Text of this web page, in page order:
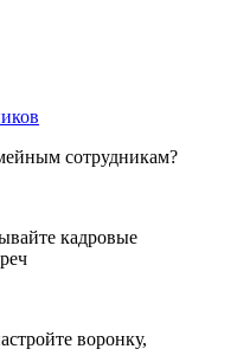
сотрудникам?
кадровые
воронку,